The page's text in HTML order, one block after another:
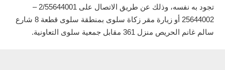
تجود به نفسه، وذلك عن طريق الاتصال على 2/55644001 –
25644002 أو زيارة مقر زكاة سلوى بمنطقة سلوى قطعة 8 شارع
سالم غانم الحريص منزل 361 مقابل جمعية سلوى التعاونية.